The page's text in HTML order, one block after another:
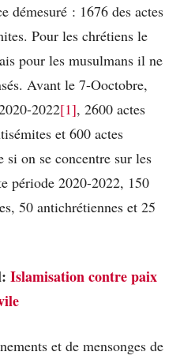
démesuré : 1676 des actes
Pour les chrétiens le
pour les musulmans il ne
Avant le 7-Ooctobre,
2022[1], 2600 actes
et 600 actes
on se concentre sur les
période 2020-2022, 150
50 antichrétiennes et 25
Islamisation contre paix
et de mensonges de